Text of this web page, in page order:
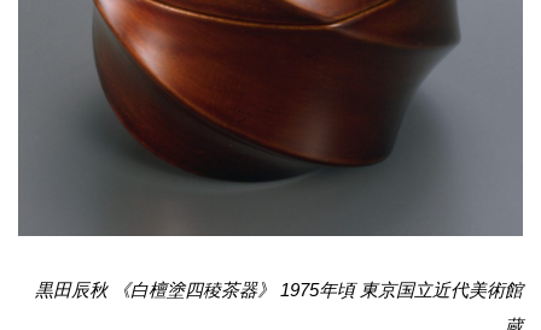
黒田辰秋 《白檀塗四稜茶器》 1975年頃 東京国立近代美術館